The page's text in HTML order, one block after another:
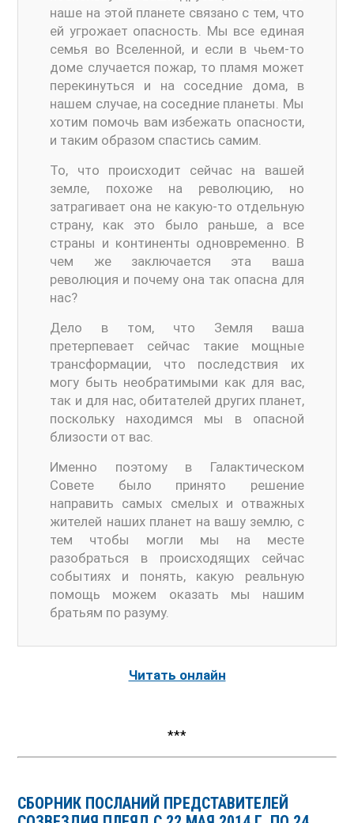
наше на этой планете связано с тем, что
ей угрожает опасность. Мы все единая
семья во Вселенной, и если в чьем-то
доме случается пожар, то пламя может
перекинуться и на соседние дома, в
нашем случае, на соседние планеты. Мы
хотим помочь вам избежать опасности,
и таким образом спастись самим.
То, что происходит сейчас на вашей
земле, похоже на революцию, но
затрагивает она не какую-то отдельную
страну, как это было раньше, а все
страны и континенты одновременно. В
чем же заключается эта ваша
революция и почему она так опасна для
нас?
Дело в том, что Земля ваша
претерпевает сейчас такие мощные
трансформации, что последствия их
могу быть необратимыми как для вас,
так и для нас, обитателей других планет,
поскольку находимся мы в опасной
близости от вас.
Именно поэтому в Галактическом
Совете было принято решение
направить самых смелых и отважных
жителей наших планет на вашу землю, с
тем чтобы могли мы на месте
разобраться в происходящих сейчас
событиях и понять, какую реальную
помощь можем оказать мы нашим
братьям по разуму.
Читать онлайн
***
СБОРНИК ПОСЛАНИЙ ПРЕДСТАВИТЕЛЕЙ